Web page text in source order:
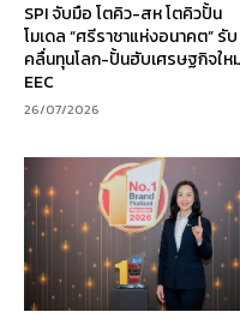
SPI จับมือ โตคิว-สห โตคิวปั้น
โมเดล “ศรีราชาแห่งอนาคต” รับ
คลื่นทุนโลก-ปั้นฮับเศรษฐกิจให
EEC
26/07/2026